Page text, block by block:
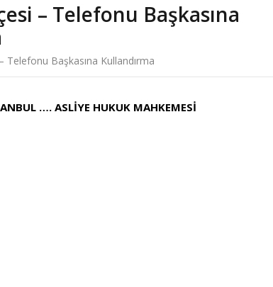
– Telefonu Başkasına
Telefonu Başkasına Kullandırma
…. ASLİYE HUKUK MAHKEMESİ